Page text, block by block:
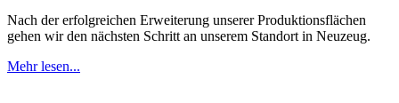
Nach der erfolgreichen Erweiterung unserer Produktionsflächen
gehen wir den nächsten Schritt an unserem Standort in Neuzeug.
Mehr lesen...